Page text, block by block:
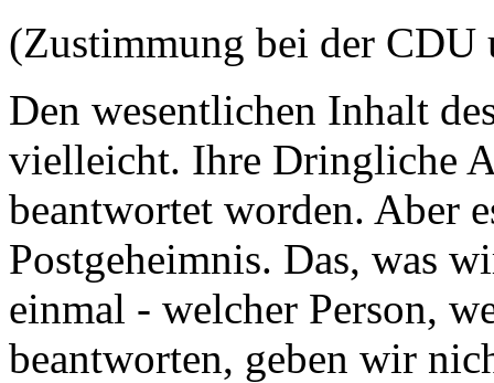
(Zustimmung bei der CDU
Den wesentlichen Inhalt
vielleicht. Ihre Dringliche
beantwortet worden. Aber
Postgeheimnis. Das, was
einmal - welcher Person,
beantworten, geben wir